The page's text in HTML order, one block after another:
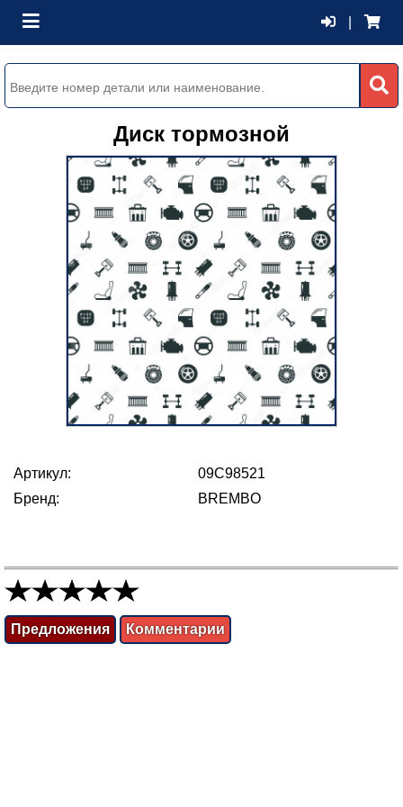
Диск тормозной
Артикул:
09C98521
Бренд:
BREMBO
Предложения Комментарии